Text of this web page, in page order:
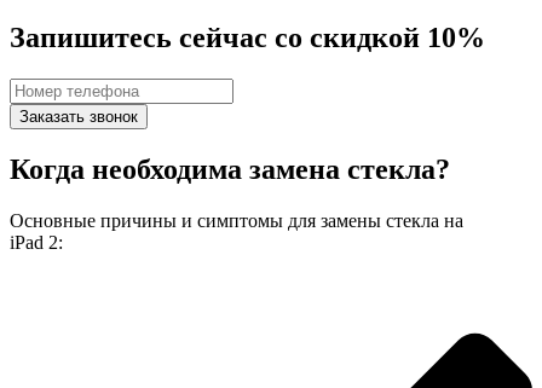
Запишитесь сейчас со скидкой 10%
Заказать звонок
Когда необходима замена стекла?
Основные причины и симптомы для замены стекла на
iPad 2: